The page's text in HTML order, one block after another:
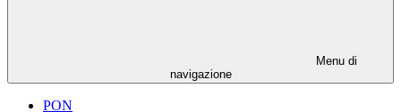
Menu di
navigazione
PON